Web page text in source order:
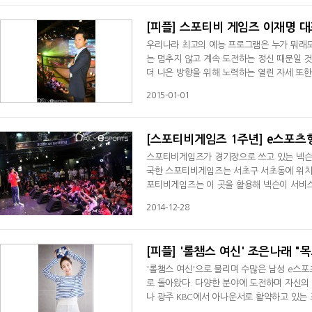
[피플] 스포티비 게임즈 이재명
우리나라 최고의 예능 프로그램은 누가 뭐
는 멈추지 않고 계속 도전하는 정신 때문일
더 나은 방향을 위해 노력하는 열린 자세 또
2015-01-01
[스포티비게임즈 1주년] e스포
스포티비게임즈가 경기장으로 쓰고 있는 넥
국한 스포티비게임즈는 서초구 서초동에 위
포티비게임즈는 이 곳을 활용해 넥슨이 서
2014-12-28
[피플] '롤챔스 여신' 조은나래 "
'롤챔스 여신'으로 불리며 수많은 남성 e스
로 돌아왔다. 다양한 분야에 도전하며 자신
나 광주 KBC에서 아나운서로 활약하고 있